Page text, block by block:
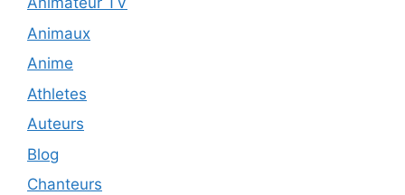
Animaux
Anime
Athletes
Auteurs
Blog
Chanteurs